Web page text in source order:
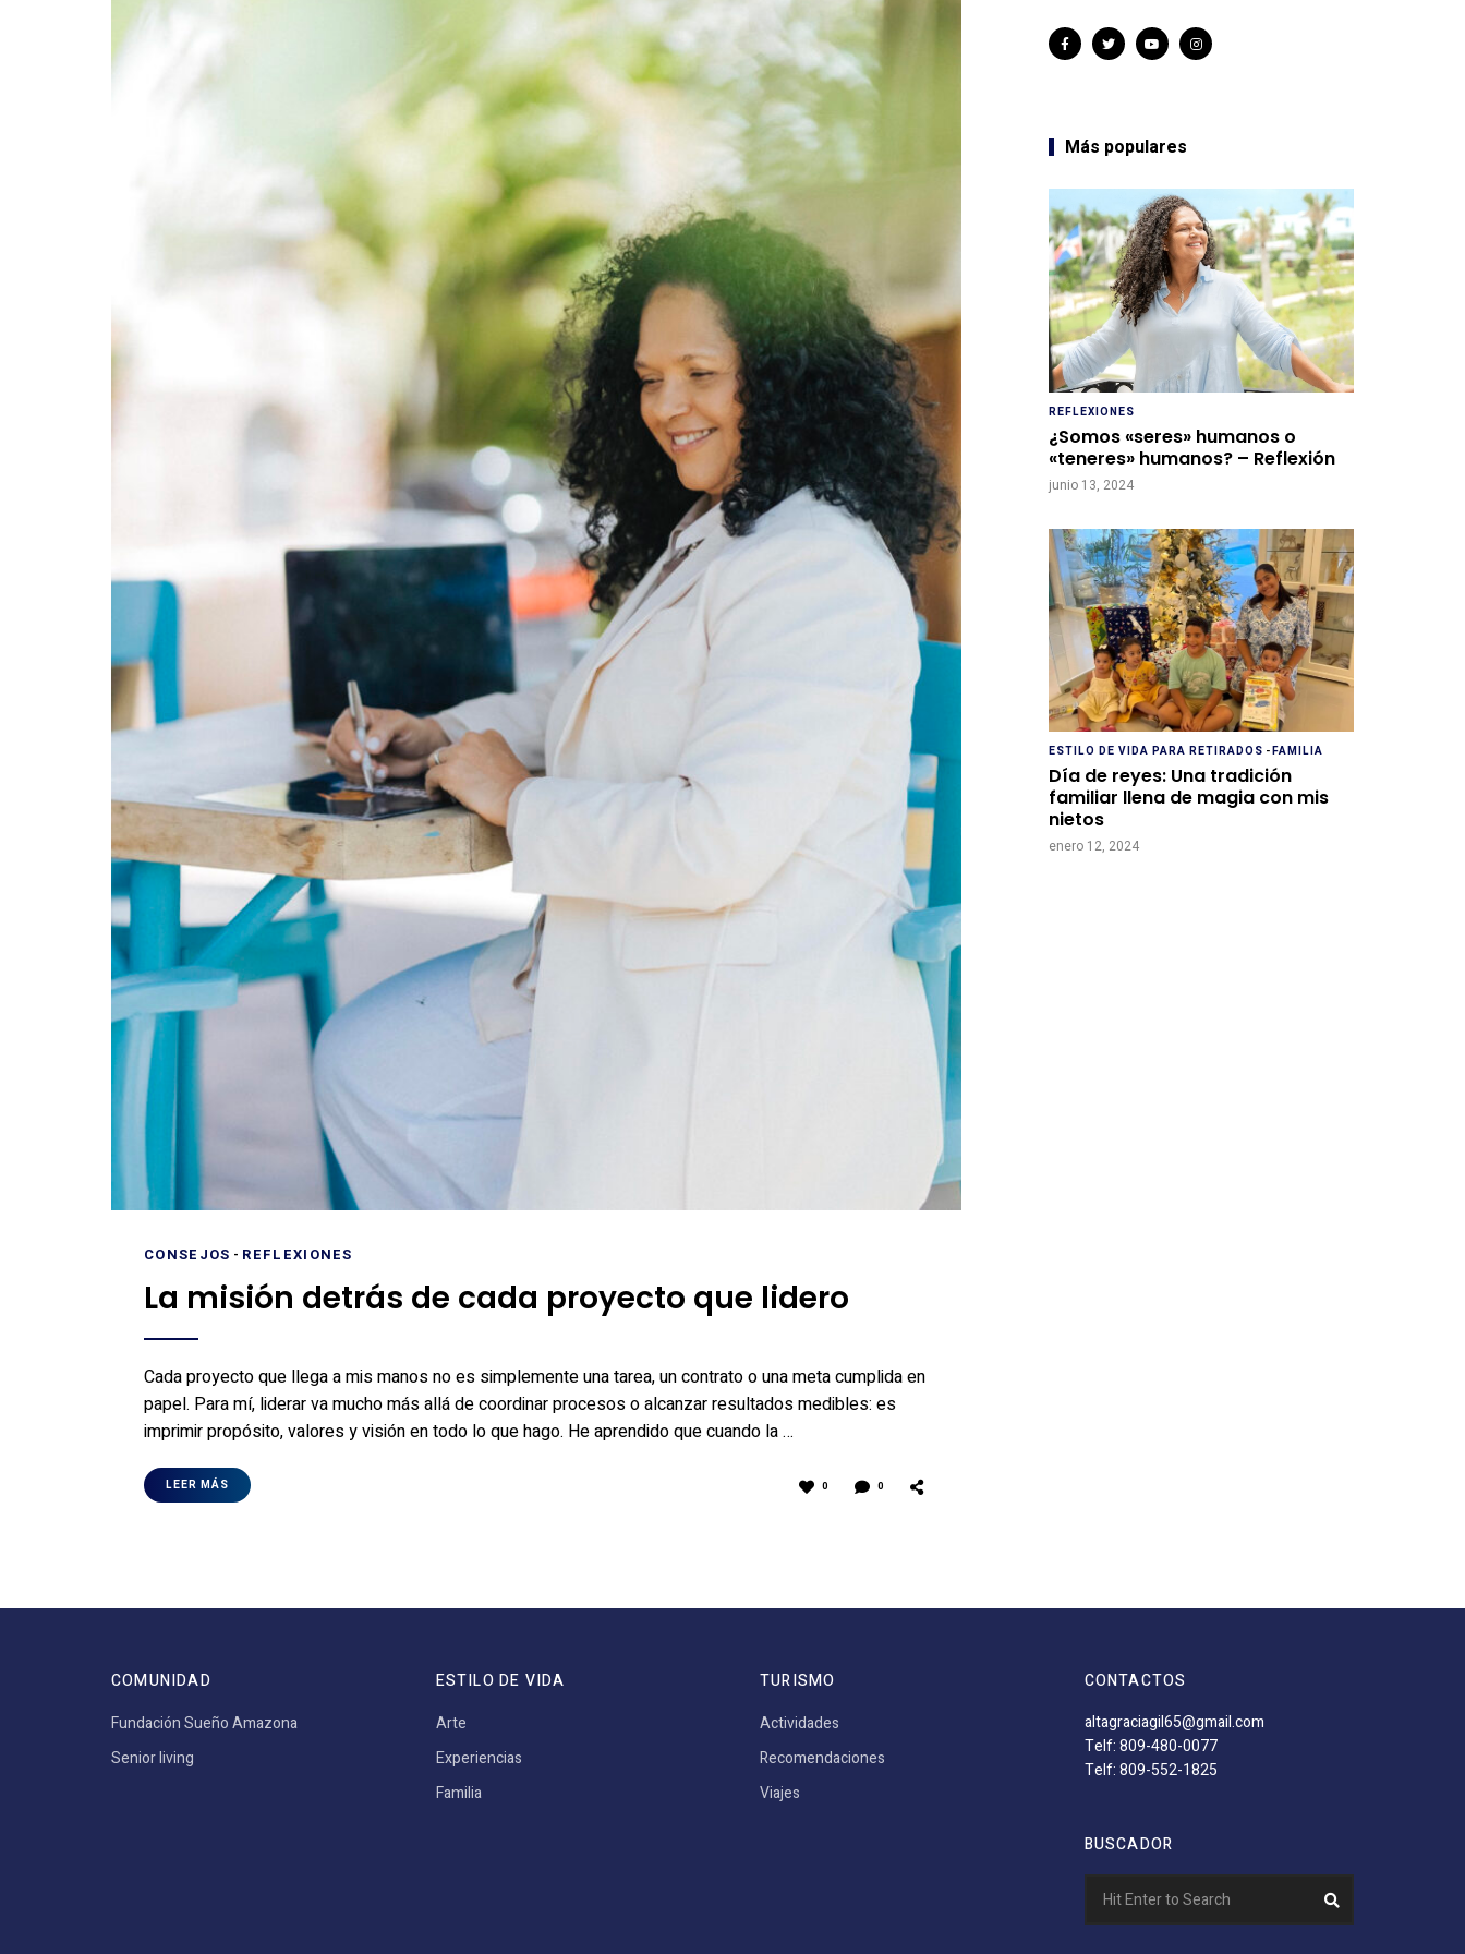
CONSEJOS - REFLEXIONES
La misión detrás de cada proyecto que lidero
Cada proyecto que llega a mis manos no es simplemente una tarea, un contrato o una meta cumplida en
papel. Para mí, liderar va mucho más allá de coordinar procesos o alcanzar resultados medibles: es
imprimir propósito, valores y visión en todo lo que hago. He aprendido que cuando la …
LEER MÁS 0 0
Más populares
REFLEXIONES
¿Somos «seres» humanos o
«teneres» humanos? – Reflexión
junio 13, 2024
ESTILO DE VIDA PARA RETIRADOS -FAMILIA
Día de reyes: Una tradición
familiar llena de magia con mis
nietos
enero 12, 2024
COMUNIDAD
Fundación Sueño Amazona
Senior living
ESTILO DE VIDA
Arte
Experiencias
Familia
TURISMO
Actividades
Recomendaciones
Viajes
CONTACTOS
altagraciagil65@gmail.com
Telf: 809-480-0077
Telf: 809-552-1825
BUSCADOR
for: